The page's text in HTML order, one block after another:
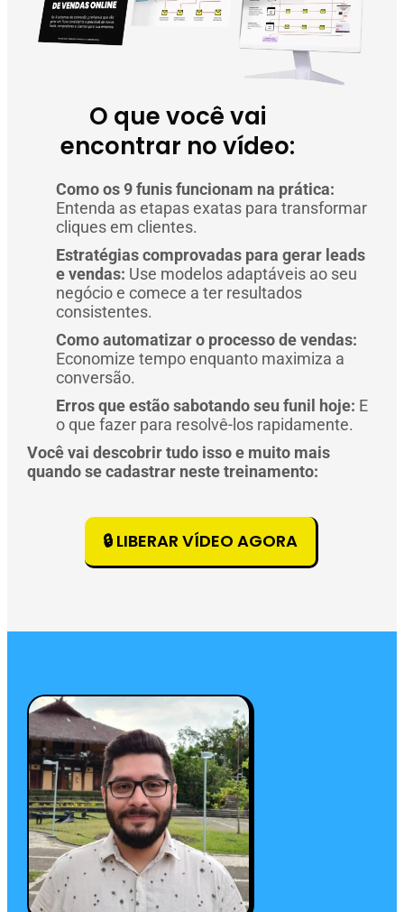
O que você vai
encontrar no vídeo:
Como os 9 funis funcionam na prática:
Entenda as etapas exatas para transformar
cliques em clientes.
Estratégias comprovadas para gerar leads
e vendas: Use modelos adaptáveis ao seu
negócio e comece a ter resultados
consistentes.
Como automatizar o processo de vendas:
Economize tempo enquanto maximiza a
conversão.
Erros que estão sabotando seu funil hoje: E
o que fazer para resolvê-los rapidamente.
Você vai descobrir tudo isso e muito mais
quando se cadastrar neste treinamento:
🔒 LIBERAR VÍDEO AGORA